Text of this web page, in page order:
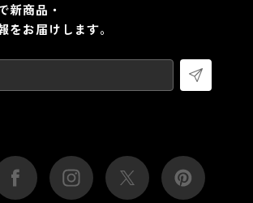
新商品・
をお届けします。